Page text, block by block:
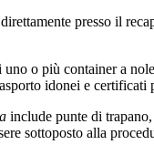
presso il
o più container a
idonei e
include punte di
sottoposto alla